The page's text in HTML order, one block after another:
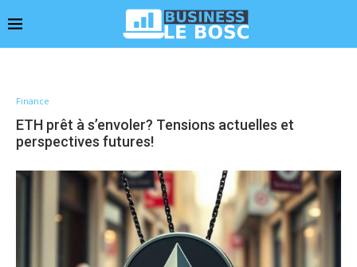
Finance
ETH prêt à s’envoler? Tensions actuelles et
perspectives futures!